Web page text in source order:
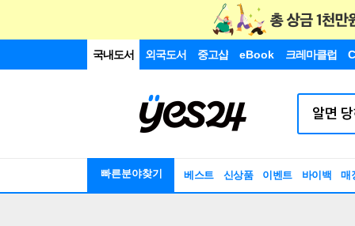
국내도서 외국도서 중고샵 eBook 크레마클럽
빠른분야찾기 베스트 신상품 이벤트 바이백 매